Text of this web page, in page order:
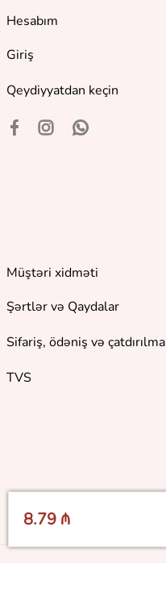
8.79 ₼
Hesabım
Giriş
Qeydiyyatdan keçin
Müştəri xidməti
Şərtlər və Qaydalar
Sifariş, ödəniş və çatdırılma
TVS